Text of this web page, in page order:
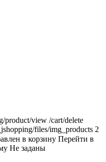
product/view /cart/delete
files/img_products 2
в корзину Перейти в
Не заданы